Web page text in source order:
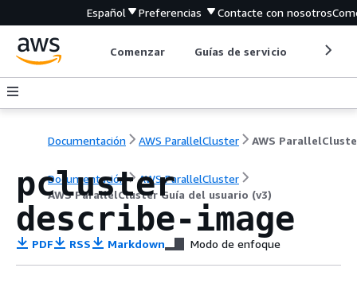
Español Preferencias Contacte con nosotros
Comenzar Guías de servicio
Documentación AWS ParallelCluster
Documentación
AWS ParallelCluster
AWS ParallelCluster Guía del usuario (v3)
pcluster
describe-image
PDF RSS Markdown Modo de enfoque